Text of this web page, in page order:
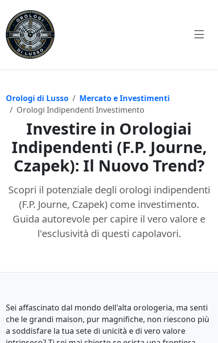
Orologi di Lusso
Mercato e Investimenti
Orologi Indipendenti Investimento
Investire in Orologiai
Indipendenti (F.P. Journe,
Czapek): Il Nuovo Trend?
Scopri il potenziale degli orologi indipendenti
(F.P. Journe, Czapek) come investimento.
Guida autorevole per capire il vero valore e
l'esclusività di questi capolavori.
Sei affascinato dal mondo dell'alta orologeria, ma senti
che le grandi maison, pur magnifiche, non riescono più
a soddisfare la tua sete di unicità e di vero valore